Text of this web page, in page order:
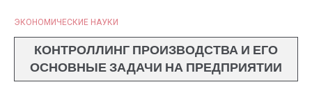
ЭКОНОМИЧЕСКИЕ НАУКИ
КОНТРОЛЛИНГ ПРОИЗВОДСТВА И ЕГО
ОСНОВНЫЕ ЗАДАЧИ НА ПРЕДПРИЯТИИ